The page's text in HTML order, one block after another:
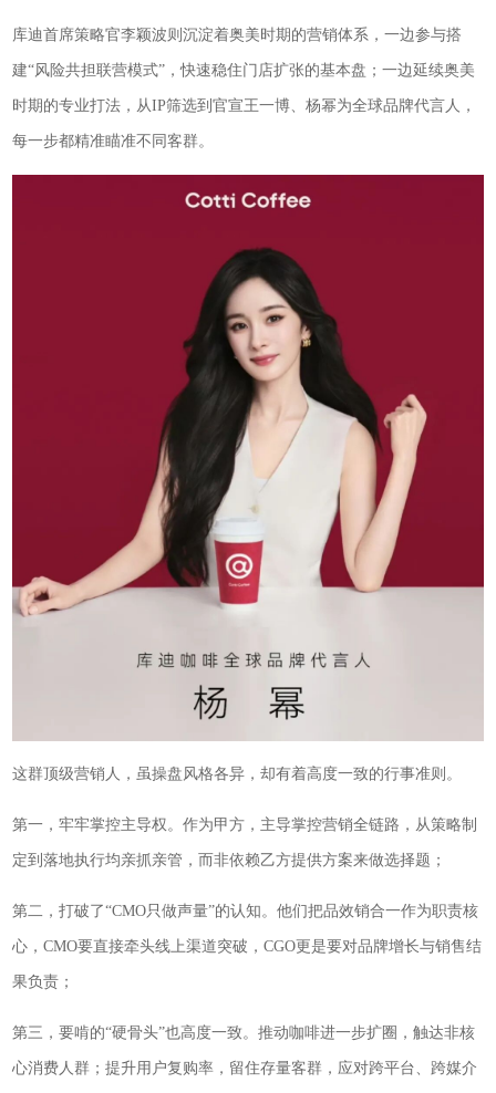
库迪首席策略官李颖波则沉淀着奥美时期的营销体系，一边参与搭
建“风险共担联营模式”，快速稳住门店扩张的基本盘；一边延续奥美
时期的专业打法，从IP筛选到官宣王一博、杨幂为全球品牌代言人，
每一步都精准瞄准不同客群。
这群顶级营销人，虽操盘风格各异，却有着高度一致的行事准则。
第一，牢牢掌控主导权。作为甲方，主导掌控营销全链路，从策略制
定到落地执行均亲抓亲管，而非依赖乙方提供方案来做选择题；
第二，打破了“CMO只做声量”的认知。他们把品效销合一作为职责核
心，CMO要直接牵头线上渠道突破，CGO更是要对品牌增长与销售结
果负责；
第三，要啃的“硬骨头”也高度一致。推动咖啡进一步扩圈，触达非核
心消费人群；提升用户复购率，留住存量客群，应对跨平台、跨媒介